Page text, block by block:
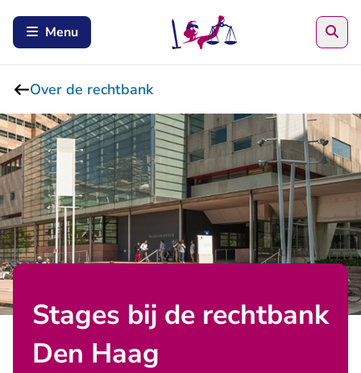
Menu
Over de rechtbank
Stages bij de rechtbank
Den Haag